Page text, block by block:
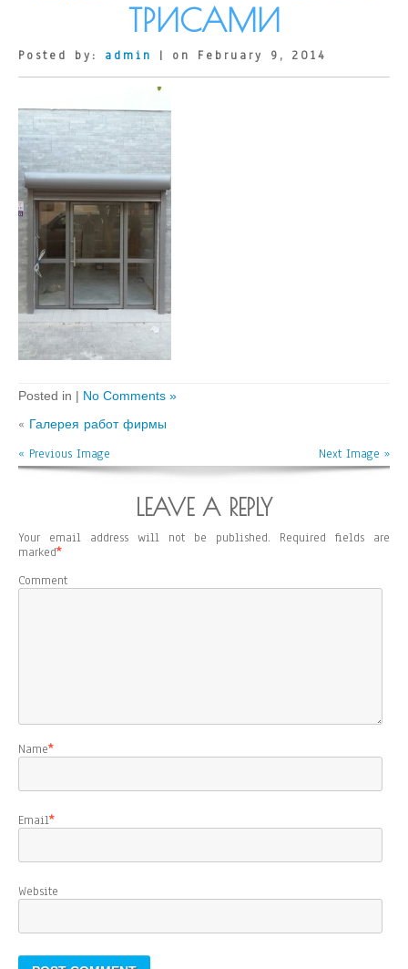
ТРИСАМИ
Posted by: admin | on February 9, 2014
Posted in | No Comments »
« Галерея работ фирмы
« Previous Image
Next Image »
LEAVE A REPLY
Your email address will not be published. Required fields are
marked*
Comment
Name*
Email*
Website